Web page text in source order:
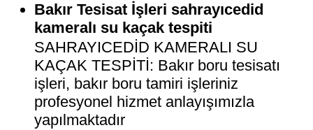
Bakır Tesisat İşleri sahrayıcedid
kameralı su kaçak tespiti
SAHRAYICEDİD KAMERALI SU
KAÇAK TESPİTİ: Bakır boru tesisatı
işleri, bakır boru tamiri işleriniz
profesyonel hizmet anlayışımızla
yapılmaktadır